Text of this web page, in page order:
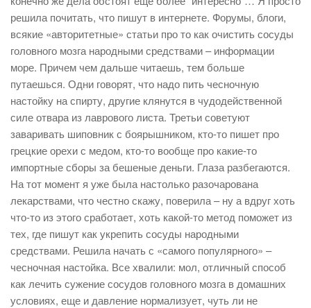
решила почитать, что пишут в интернете. Форумы, блоги,
всякие «авторитетные» статьи про то как очистить сосуды
головного мозга народными средствами – информации
море. Причем чем дальше читаешь, тем больше
путаешься. Одни говорят, что надо пить чесночную
настойку на спирту, другие клянутся в чудодейственной
силе отвара из лаврового листа. Третьи советуют
заваривать шиповник с боярышником, кто-то пишет про
грецкие орехи с медом, кто-то вообще про какие-то
импортные сборы за бешеные деньги. Глаза разбегаются.
На тот момент я уже была настолько разочарована
лекарствами, что честно скажу, поверила – ну а вдруг хоть
что-то из этого сработает, хоть какой-то метод поможет из
тех, где пишут как укрепить сосуды народными
средствами. Решила начать с «самого популярного» –
чесночная настойка. Все хвалили: мол, отличный способ
как лечить сужение сосудов головного мозга в домашних
условиях, еще и давление нормализует, чуть ли не